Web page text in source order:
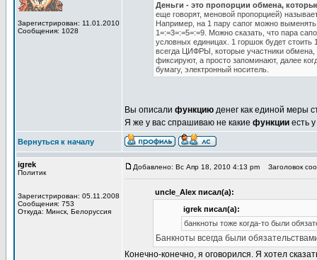
Зарегистрирован: 11.01.2010
Сообщения: 1028
Деньги - это пропорции обмена,
еще говорят, меновой пропорцией)
Например, на 1 пару сапог можно
1=:=3=:=5=:=9. Можно сказать, что пара
условных единицах. 1 горшок будет стоить
всегда ЦИФРЫ, которые участники обмена,
фиксируют, а просто запоминают, далее
бумагу, электронный носитель.
Вы описали функцию денег как единой меры
Я же у вас спрашиваю не какие функции есть
Вернуться к началу
igrek
Политик
Зарегистрирован: 05.11.2008
Сообщения: 753
Откуда: Минск, Белоруссия
Добавлено: Вс Апр 18, 2010 4:13 pm Заголовок
uncle_Alex писал(а):
igrek писал(а):
банкноты тоже когда-то были
Банкноты всегда были
Конечно-конечно, я оговорился. Я хотел